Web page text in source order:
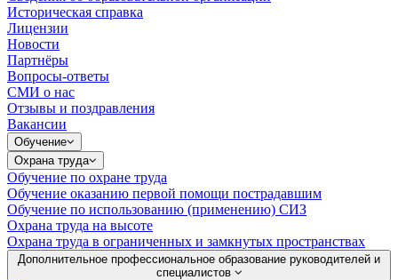
Историческая справка
Лицензии
Новости
Партнёры
Вопросы-ответы
СМИ о нас
Отзывы и поздравления
Вакансии
Обучение
Охрана труда
Обучение по охране труда
Обучение оказанию первой помощи пострадавшим
Обучение по использованию (применению) СИЗ
Охрана труда на высоте
Охрана труда в ограниченных и замкнутых пространствах
Дополнительное профессиональное образование руководителей и
специалистов